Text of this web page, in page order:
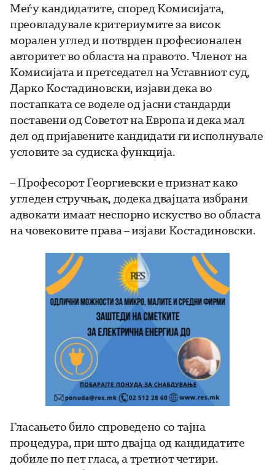
Меѓу кандидатите, според Комисијата,
преовладувале критериумите за висок
морален углед и потврден професионален
авторитет во областа на правото. Членот на
Комисијата и претседател на Уставниот суд,
Дарко Костадиновски, изјави дека во
постапката се воделе од јасни стандарди
поставени од Советот на Европа и дека мал
дел од пријавените кандидати ги исполнувале
условите за судиска функција.
– Професорот Георгиевски е признат како
угледен стручњак, додека двајцата избрани
адвокати имаат неспорно искуство во областа
на човековите права – изјави Костадиновски.
Гласањето било спроведено со тајна
процедура, при што двајца од кандидатите
добиле по пет гласа, а третиот четири.